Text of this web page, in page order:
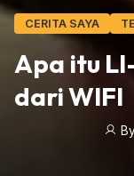
CERITA SAYA
Apa itu
dari WIFI